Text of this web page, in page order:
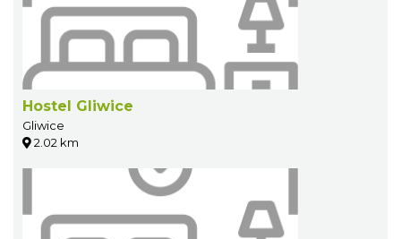
Hostel Gliwice
Gliwice
2.02 km